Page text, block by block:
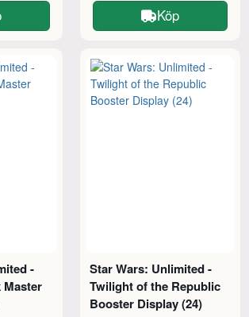
Köp
-
Master
Star Wars: Unlimited -
Twilight of the Republic
Booster Display (24)